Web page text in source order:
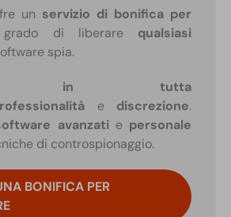
un servizio di bonifica per
di liberare qualsiasi
spia.
in tutta
ediscrezione.
avanzatie personale
di controspionaggio.
BONIFICA PER